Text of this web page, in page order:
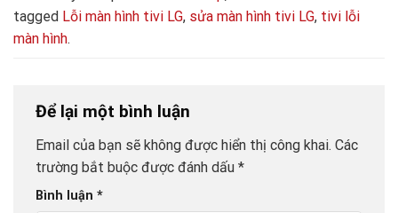
tagged Lỗi màn hình tivi LG, sửa màn hình tivi LG, tivi lỗi
màn hình.
Để lại một bình luận
Email của bạn sẽ không được hiển thị công khai. Các
trường bắt buộc được đánh dấu *
Bình luận *